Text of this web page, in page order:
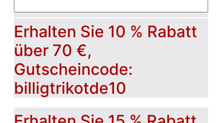
Erhalten Sie 10 % Rabatt
über 70 €,
Gutscheincode:
billigtrikotde10